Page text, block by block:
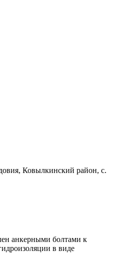
Ковылкинский район, с.
анкерными болтами к
в виде